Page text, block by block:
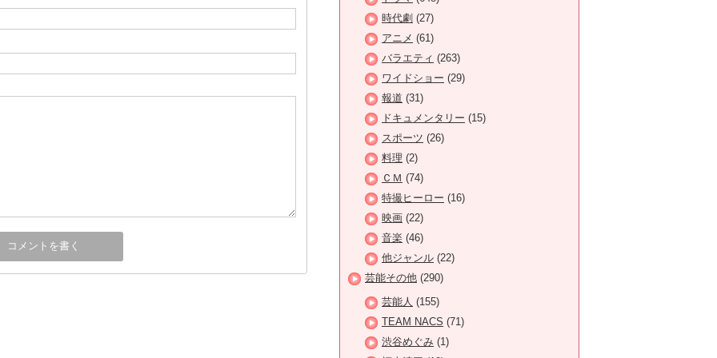
時代劇 (27)
アニメ (61)
バラエティ (263)
ワイドショー (29)
報道 (31)
ドキュメンタリー (15)
スポーツ (26)
料理 (2)
ＣＭ (74)
特撮ヒーロー (16)
映画 (22)
音楽 (46)
他ジャンル (22)
芸能その他 (290)
芸能人 (155)
TEAM NACS (71)
渋谷めぐみ (1)